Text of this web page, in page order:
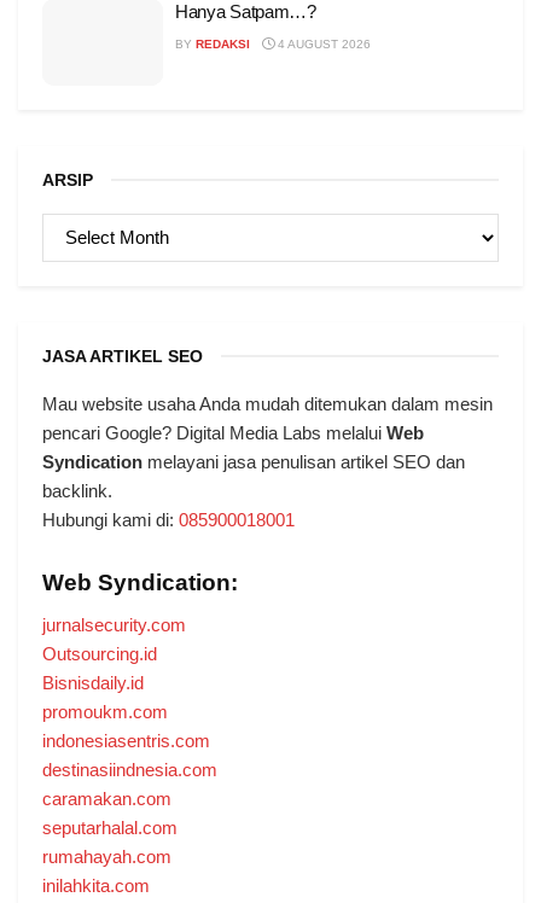
Hanya Satpam…?
BY REDAKSI 4 AUGUST 2026
ARSIP
ARSIP
JASA ARTIKEL SEO
Mau website usaha Anda mudah ditemukan dalam mesin
pencari Google? Digital Media Labs melalui Web
Syndication melayani jasa penulisan artikel SEO dan
backlink.
Hubungi kami di: 085900018001
Web Syndication:
jurnalsecurity.com
Outsourcing.id
Bisnisdaily.id
promoukm.com
indonesiasentris.com
destinasiindnesia.com
caramakan.com
seputarhalal.com
rumahayah.com
inilahkita.com